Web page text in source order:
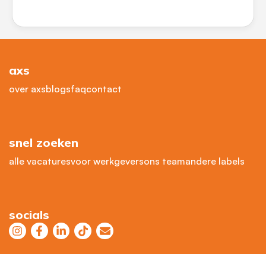
axs
over axsblogsfaqcontact
snel zoeken
alle vacaturesvoor werkgeversons teamandere labels
socials